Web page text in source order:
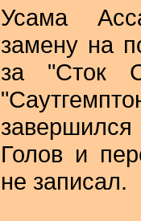
Усама
замену на
за "Сток
Голов и
не записал.